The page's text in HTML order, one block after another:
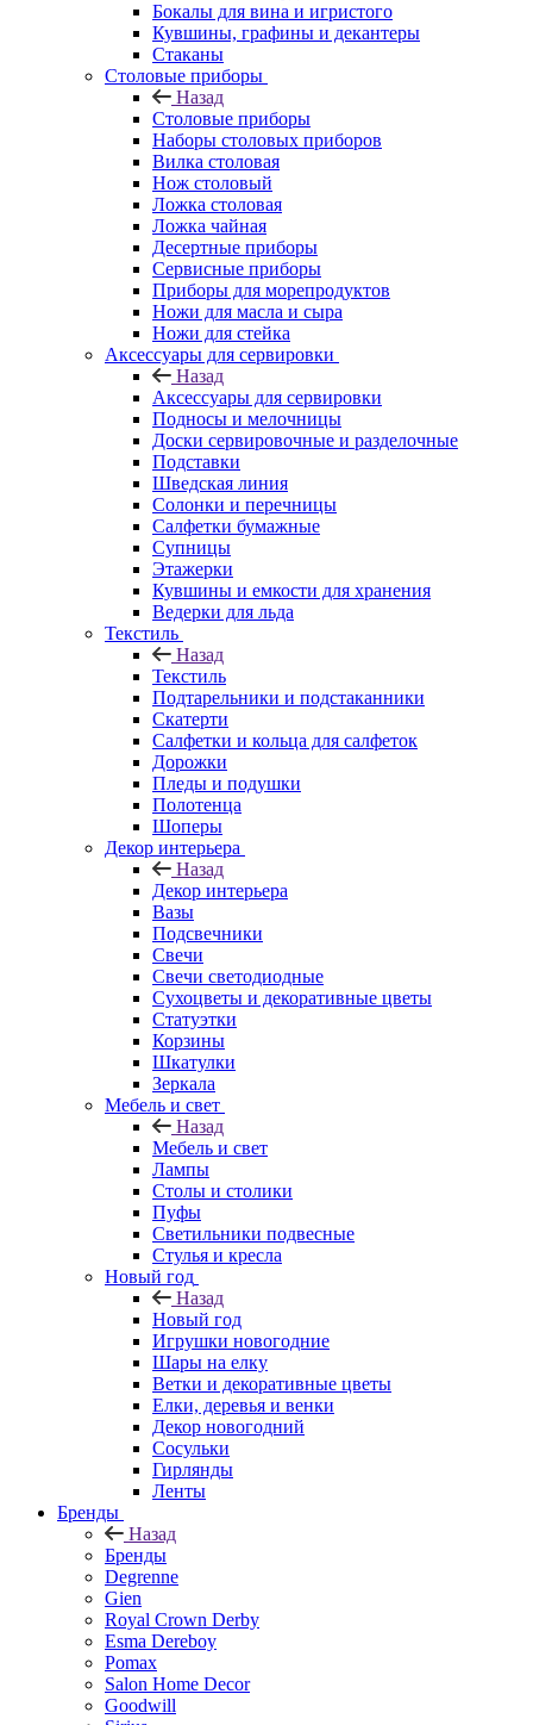
Бокалы для вина и игристого
Кувшины, графины и декантеры
Стаканы
Столовые приборы
Назад
Столовые приборы
Наборы столовых приборов
Вилка столовая
Нож столовый
Ложка столовая
Ложка чайная
Десертные приборы
Сервисные приборы
Приборы для морепродуктов
Ножи для масла и сыра
Ножи для стейка
Аксессуары для сервировки
Назад
Аксессуары для сервировки
Подносы и мелочницы
Доски сервировочные и разделочные
Подставки
Шведская линия
Солонки и перечницы
Салфетки бумажные
Супницы
Этажерки
Кувшины и емкости для хранения
Ведерки для льда
Текстиль
Назад
Текстиль
Подтарельники и подстаканники
Скатерти
Салфетки и кольца для салфеток
Дорожки
Пледы и подушки
Полотенца
Шоперы
Декор интерьера
Назад
Декор интерьера
Вазы
Подсвечники
Свечи
Свечи светодиодные
Сухоцветы и декоративные цветы
Статуэтки
Корзины
Шкатулки
Зеркала
Мебель и свет
Назад
Мебель и свет
Лампы
Столы и столики
Пуфы
Светильники подвесные
Стулья и кресла
Новый год
Назад
Новый год
Игрушки новогодние
Шары на елку
Ветки и декоративные цветы
Елки, деревья и венки
Декор новогодний
Сосульки
Гирлянды
Ленты
Бренды
Назад
Бренды
Degrenne
Gien
Royal Crown Derby
Esma Dereboy
Pomax
Salon Home Decor
Goodwill